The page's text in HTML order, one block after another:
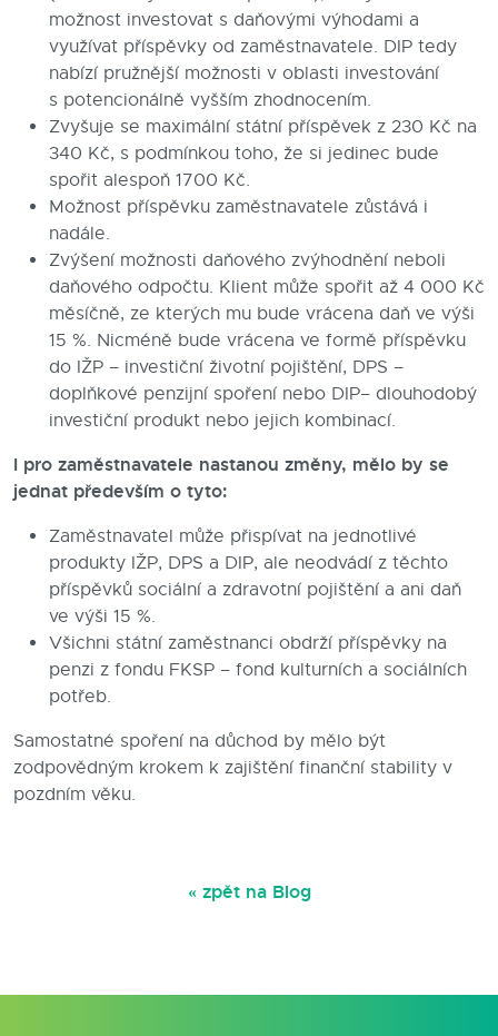
možnost investovat s daňovými výhodami a
využívat příspěvky od zaměstnavatele. DIP tedy
nabízí pružnější možnosti v oblasti investování
s potencionálně vyšším zhodnocením.
Zvyšuje se maximální státní příspěvek z 230 Kč na
340 Kč, s podmínkou toho, že si jedinec bude
spořit alespoň 1700 Kč.
Možnost příspěvku zaměstnavatele zůstává i
nadále.
Zvýšení možnosti daňového zvýhodnění neboli
daňového odpočtu. Klient může spořit až 4 000 Kč
měsíčně, ze kterých mu bude vrácena daň ve výši
15 %. Nicméně bude vrácena ve formě příspěvku
do IŽP – investiční životní pojištění, DPS –
doplňkové penzijní spoření nebo DIP– dlouhodobý
investiční produkt nebo jejich kombinací.
I pro zaměstnavatele nastanou změny, mělo by se
jednat především o tyto:
Zaměstnavatel může přispívat na jednotlivé
produkty IŽP, DPS a DIP, ale neodvádí z těchto
příspěvků sociální a zdravotní pojištění a ani daň
ve výši 15 %.
Všichni státní zaměstnanci obdrží příspěvky na
penzi z fondu FKSP – fond kulturních a sociálních
potřeb.
Samostatné spoření na důchod by mělo být
zodpovědným krokem k zajištění finanční stability v
pozdním věku.
« zpět na Blog